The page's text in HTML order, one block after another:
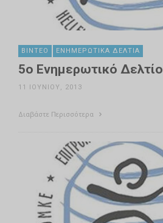
ΒΊΝΤΕΟ ΕΝΗΜΕΡΩΤΙΚΆ ΔΕΛΤΊΑ
5ο Ενημερωτικό Δελτίο
11 ΙΟΥΝΊΟΥ, 2013
Διαβάστε Περισσότερα